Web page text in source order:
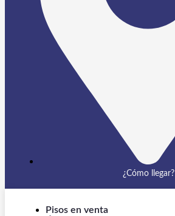
¿Cómo llegar?
Pisos en venta